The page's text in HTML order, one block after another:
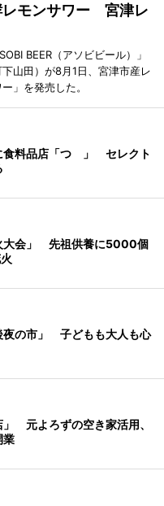
レモンサワー 宮津レ
BEER（アソビビール）」
山田）が8月1日、宮津市産レ
」を発売した。
食料品店「つゝ」 セレクト
大会」 先祖供養に5000個
夜の市」 子どもも大人も心
元よろずの空き家活用、
業